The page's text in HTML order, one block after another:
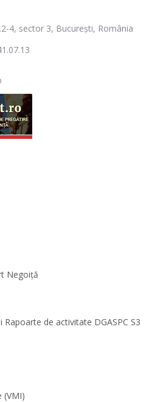
4, sector 3, București, România
Negoiță
de activitate DGASPC S3
(VMI)